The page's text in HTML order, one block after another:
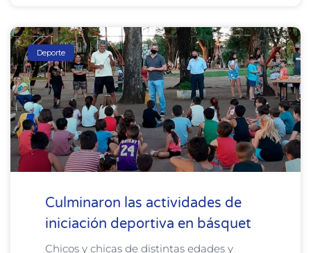
Deporte
Culminaron las actividades de
iniciación deportiva en básquet
Chicos y chicas de distintas edades y